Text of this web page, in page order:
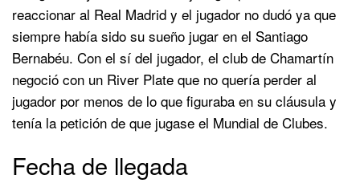
reaccionar al Real Madrid y el jugador no dudó ya que
siempre había sido su sueño jugar en el Santiago
Bernabéu. Con el sí del jugador, el club de Chamartín
negoció con un River Plate que no quería perder al
jugador por menos de lo que figuraba en su cláusula y
tenía la petición de que jugase el Mundial de Clubes.
Fecha de llegada